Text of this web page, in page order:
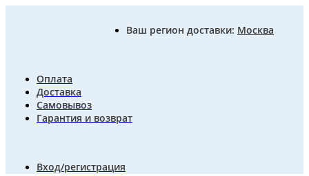
Ваш регион доставки: Москва
Оплата
Доставка
Самовывоз
Гарантия и возврат
Вход/регистрация